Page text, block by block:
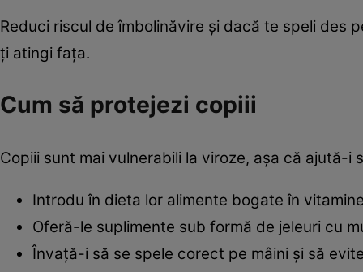
Reduci riscul de îmbolinăvire și dacă te speli
ți atingi fața.
Cum să protejezi copiii
Copiii sunt mai vulnerabili la viroze, așa că ajută-
Introdu în dieta lor alimente bogate în
Oferă-le suplimente sub formă de jeleuri cu
Învață-i să se spele corect pe mâini și să